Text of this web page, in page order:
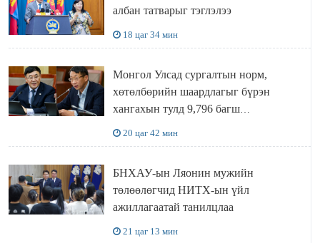
албан татварыг тэглэлээ
18 цаг 34 мин
Монгол Улсад сургалтын норм,
хөтөлбөрийн шаардлагыг бүрэн
хангахын тулд 9,796 багш
20 цаг 42 мин
БНХАУ-ын Ляонин мужийн
төлөөлөгчид НИТХ-ын үйл
ажиллагаатай танилцлаа
21 цаг 13 мин